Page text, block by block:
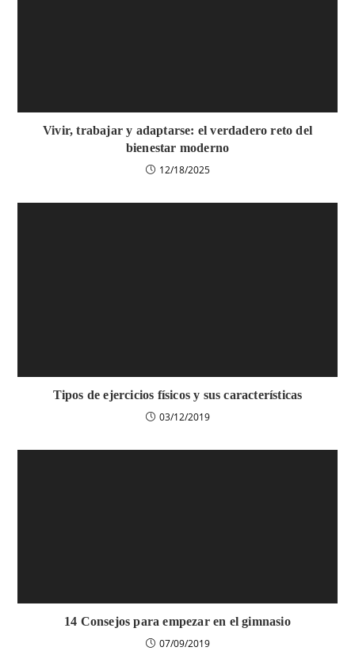
Vivir, trabajar y adaptarse: el verdadero reto del
bienestar moderno
12/18/2025
Tipos de ejercicios físicos y sus características
03/12/2019
14 Consejos para empezar en el gimnasio
07/09/2019